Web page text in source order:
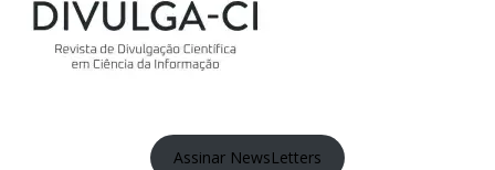
Assinar NewsLetters